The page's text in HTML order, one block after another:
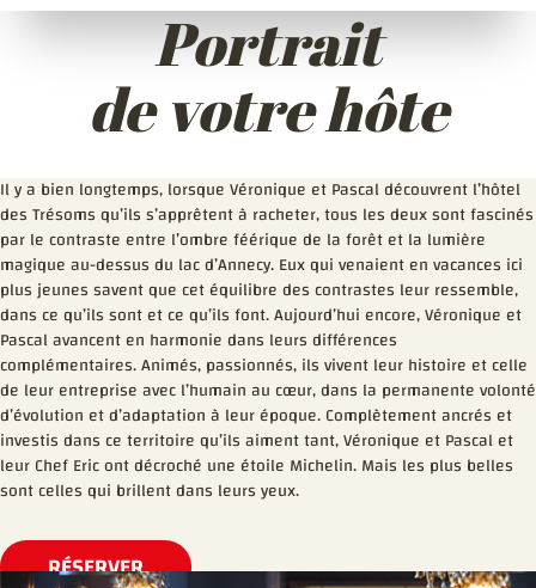
Portrait
de votre hôte
Il y a bien longtemps, lorsque Véronique et Pascal découvrent l’hôtel
des Trésoms qu’ils s’apprêtent à racheter, tous les deux sont fascinés
par le contraste entre l’ombre féérique de la forêt et la lumière
magique au-dessus du lac d’Annecy. Eux qui venaient en vacances ici
plus jeunes savent que cet équilibre des contrastes leur ressemble,
dans ce qu’ils sont et ce qu’ils font. Aujourd’hui encore, Véronique et
Pascal avancent en harmonie dans leurs différences
complémentaires. Animés, passionnés, ils vivent leur histoire et celle
de leur entreprise avec l’humain au cœur, dans la permanente volonté
d’évolution et d’adaptation à leur époque. Complètement ancrés et
investis dans ce territoire qu’ils aiment tant, Véronique et Pascal et
leur Chef Eric ont décroché une étoile Michelin. Mais les plus belles
sont celles qui brillent dans leurs yeux.
RÉSERVER